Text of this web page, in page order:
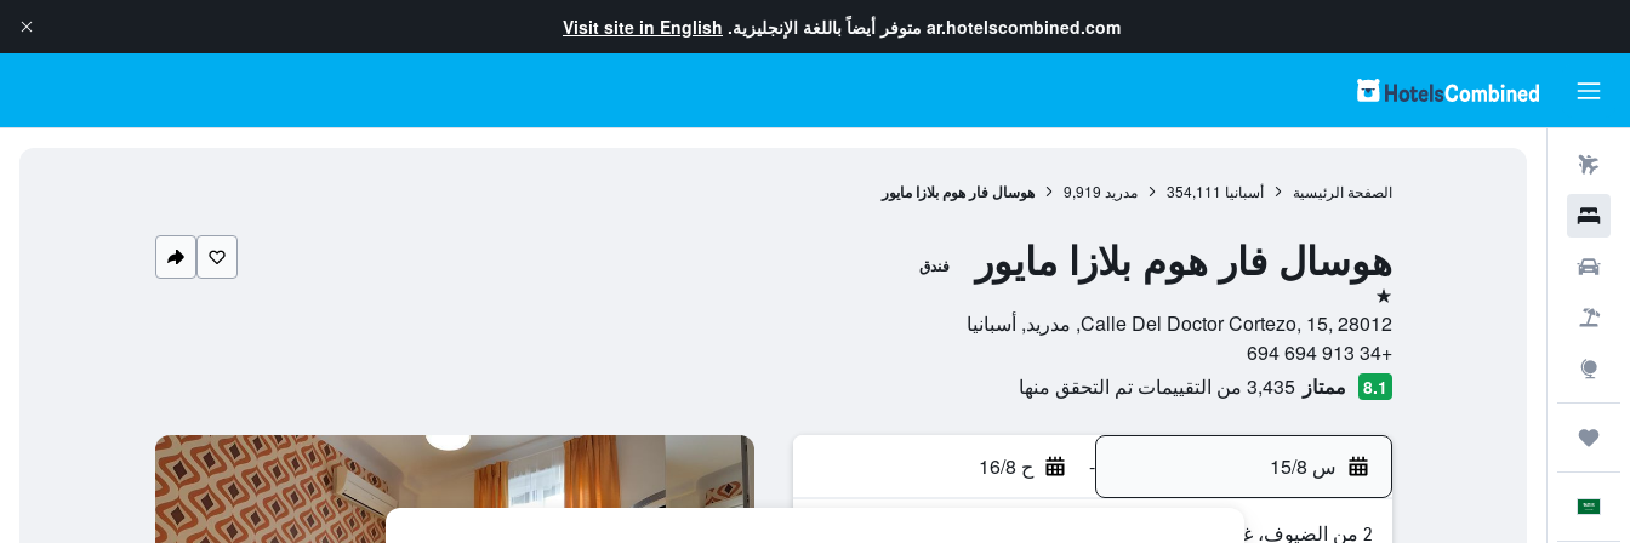
ar.hotelscombined.com متوفر أيضاً باللغة الإنجليزية. Visit site in English
الصفحة الرئيسية أسبانيا 354,111 مدريد 9,919 هوسال فار هوم بلازا مايور
هوسال فار هوم بلازا مايور فندق
نجمة واحدة
Calle Del Doctor Cortezo, 15, 28012, مدريد, أسبانيا
+34 913 694 694
8.1 ممتاز 3,435 من التقييمات تم التحقق منها
س 15/8 - ح 16/8
2 من الضيوف، غرفة واحدة